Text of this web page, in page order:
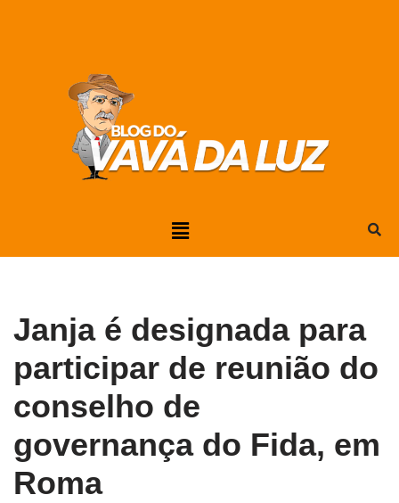
Janja é designada para
participar de reunião do
conselho de
governança do Fida, em
Roma